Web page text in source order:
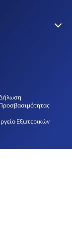
Εξωτερικών